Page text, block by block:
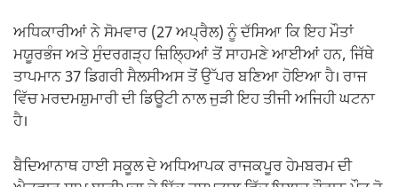
ਅਧਿਕਾਰੀਆਂ ਨੇ ਸੋਮਵਾਰ (27 ਅਪ੍ਰੈਲ) ਨੂੰ ਦੱਸਿਆ ਕਿ ਇਹ ਮੌਤਾਂ
ਮਯੂਰਭੰਜ ਅਤੇ ਸੁੰਦਰਗੜ੍ਹ ਜ਼ਿਲ੍ਹਿਆਂ ਤੋਂ ਸਾਹਮਣੇ ਆਈਆਂ ਹਨ, ਜਿੱਥੇ
ਤਾਪਮਾਨ 37 ਡਿਗਰੀ ਸੈਲਸੀਅਸ ਤੋਂ ਉੱਪਰ ਬਣਿਆ ਹੋਇਆ ਹੈ। ਰਾਜ
ਵਿੱਚ ਮਰਦਮਸ਼ੁਮਾਰੀ ਦੀ ਡਿਊਟੀ ਨਾਲ ਜੁੜੀ ਇਹ ਤੀਜੀ ਅਜਿਹੀ ਘਟਨਾ
ਹੈ।
ਬੈਦਿਆਨਾਥ ਹਾਈ ਸਕੂਲ ਦੇ ਅਧਿਆਪਕ ਰਾਜਕਪੂਰ ਹੇਮਬਰਮ ਦੀ